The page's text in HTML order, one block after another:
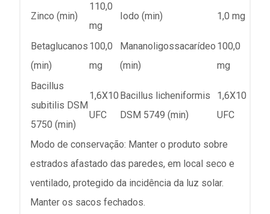
Zinco (min)
110,0
mg
Iodo (min) 1,0 mg
Betaglucanos
(min)
100,0
mg
Mananoligossacarídeo
(min)
100,0
mg
Bacillus
subitilis DSM
5750 (min)
1,6X10
UFC
Bacillus licheniformis
DSM 5749 (min)
1,6X10
UFC
Modo de conservação: Manter o produto sobre
estrados afastado das paredes, em local seco e
ventilado, protegido da incidência da luz solar.
Manter os sacos fechados.